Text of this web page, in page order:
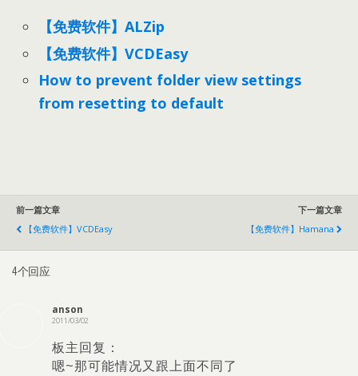
【免费软件】ALZip
【免费软件】VCDEasy
How to prevent folder view settings
from resetting to default
前一篇文章
【免费软件】VCDEasy
下一篇文章
【免费软件】Hamana
4个回应
anson
2011/03/02
板主回复：
嗯~那可能情况又跟上面不同了